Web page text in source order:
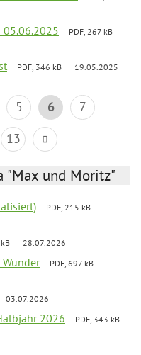
05.06.2025
PDF, 267 kB
PDF, 346 kB 19.05.2025
5 6
7
13
"Max und Moritz"
PDF, 215 kB
28.07.2026
PDF, 697 kB
03.07.2026
2026
PDF, 343 kB